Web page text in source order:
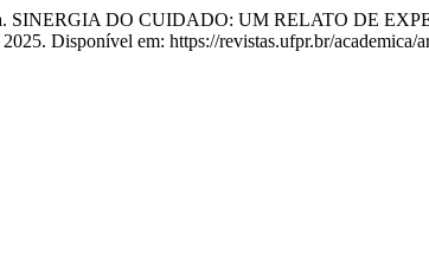
SINERGIA DO CUIDADO: UM RELATO DE
Disponível em: https://revistas.ufpr.br/